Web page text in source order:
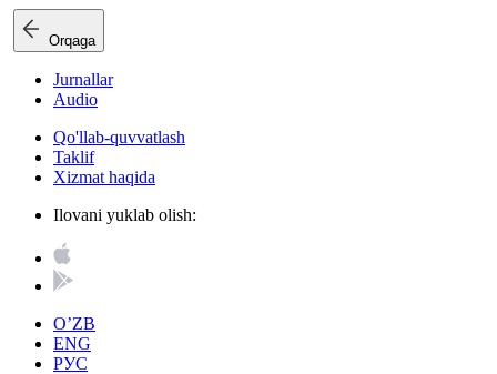
Orqaga
Jurnallar
Audio
Qo'llab-quvvatlash
Taklif
Xizmat haqida
Ilovani yuklab olish:
O’ZB
ENG
РУС